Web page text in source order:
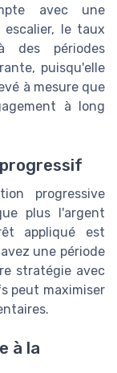
avec une
le taux
des périodes
puisqu'elle
à mesure que
à long
progressive
plus l'argent
appliqué est
une période
stratégie avec
peut maximiser
à la